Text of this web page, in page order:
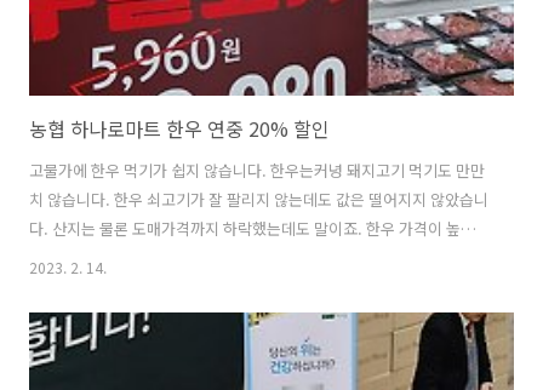
농협 하나로마트 한우 연중 20% 할인
고물가에 한우 먹기가 쉽지 않습니다. 한우는커녕 돼지고기 먹기도 만만
치 않습니다. 한우 쇠고기가 잘 팔리지 않는데도 값은 떨어지지 않았습니
다. 산지는 물론 도매가격까지 하락했는데도 말이죠. 한우 가격이 높으니
당연히 소비자들의 외면을 받을 수 밖에 없겠죠. 정부는 최근 도매가격
인 행사를 열기로 했습니다. 그럼 진짜 한우가격이 떨어졌을까요. 집에서
가까운 농협하나로마트를 가봤습니다. 평일인데도 한우를 사러 온 사람
이 제법 많습니다. 한우 가격 할인은 이마트, 홈플러스 등 대형마트가 아
2023. 2. 14.